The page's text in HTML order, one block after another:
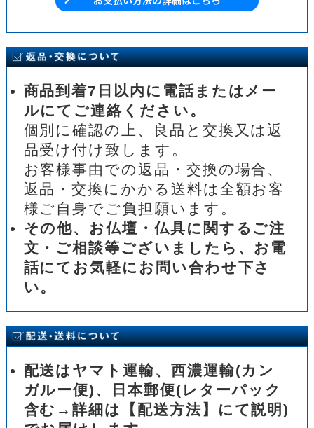
商品到着7日以内に電話またはメー
ルにてご連絡ください。
個別に確認の上、良品と交換又は返
品受け付け致します。
お客様事由での返品・交換の場合、
返品・交換にかかる送料は全額お客
様ご自身でご負担願います。
その他、お仏壇・仏具に関するご注
文・ご相談等ございましたら、お電
話にてお気軽にお問い合わせ下さ
い。
配送はヤマト運輸、西濃運輸(カン
ガルー便)、日本郵便(レターパック
含む→詳細は【配送方法】にて説明)